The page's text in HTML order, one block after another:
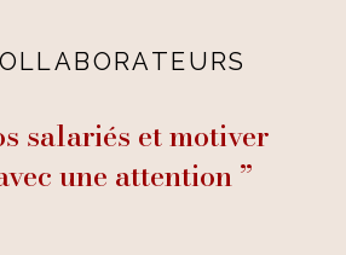
salariés et motiver
une attention ”